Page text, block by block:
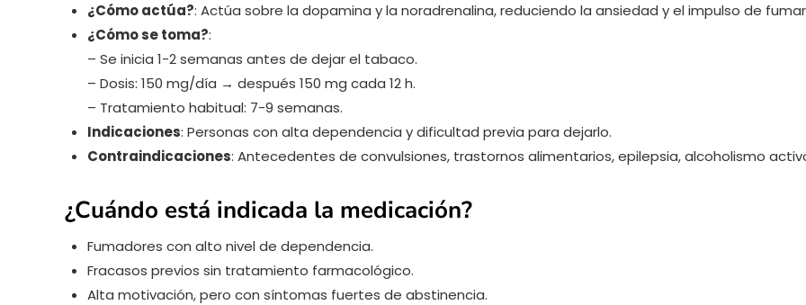
¿Cómo actúa?: Actúa sobre la dopamina y la noradrenalina, reduciendo la ansiedad y el impulso de
¿Cómo se toma?:
– Se inicia 1-2 semanas antes de dejar el tabaco.
– Dosis: 150 mg/día → después 150 mg cada 12 h.
– Tratamiento habitual: 7-9 semanas.
Indicaciones: Personas con alta dependencia y dificultad previa para dejarlo.
Contraindicaciones: Antecedentes de convulsiones, trastornos alimentarios, epilepsia, alcoholismo
¿Cuándo está indicada la medicación?
Fumadores con alto nivel de dependencia.
Fracasos previos sin tratamiento farmacológico.
Alta motivación, pero con síntomas fuertes de abstinencia.